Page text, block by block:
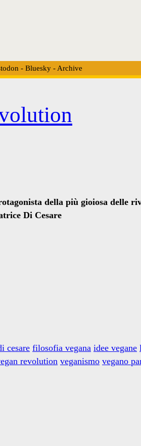
- Bluesky- Archive
della più gioiosa delle
Di Cesare
cesare filosofia vegana idee vegane
revolution veganismo vegano